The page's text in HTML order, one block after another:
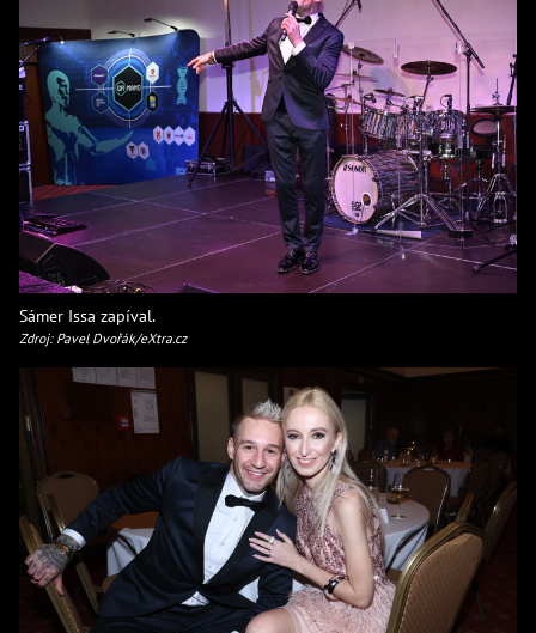
Sámer Issa zapíval.
Zdroj: Pavel Dvořák/eXtra.cz